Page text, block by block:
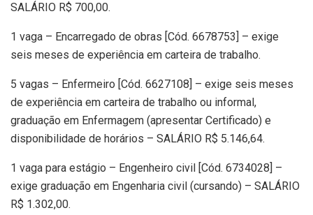
SALÁRIO R$ 700,00.
1 vaga – Encarregado de obras [Cód. 6678753] – exige
seis meses de experiência em carteira de trabalho.
5 vagas – Enfermeiro [Cód. 6627108] – exige seis meses
de experiência em carteira de trabalho ou informal,
graduação em Enfermagem (apresentar Certificado) e
disponibilidade de horários – SALÁRIO R$ 5.146,64.
1 vaga para estágio – Engenheiro civil [Cód. 6734028] –
exige graduação em Engenharia civil (cursando) – SALÁRIO
R$ 1.302,00.